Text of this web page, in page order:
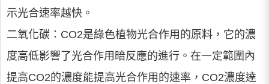
示光合速率越快。
二氧化碳：CO2是綠色植物光合作用的原料，它的濃
度高低影響了光合作用暗反應的進行。在一定範圍內
提高CO2的濃度能提高光合作用的速率，CO2濃度達